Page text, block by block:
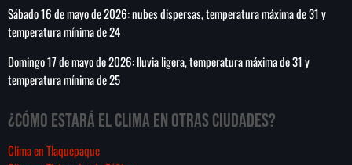
México arrasa en los Juegos
Centroamericanos y del Caribe con 407
medallas, 167 de oro
Sábado 16 de mayo de 2026: nubes dispersas, temperatura máxima de 31 y
temperatura mínima de 24
Domingo 17 de mayo de 2026: lluvia ligera, temperatura máxima de 31 y
temperatura mínima de 25
¿Cómo estará el clima en otras ciudades?
Clima en Tlaquepaque